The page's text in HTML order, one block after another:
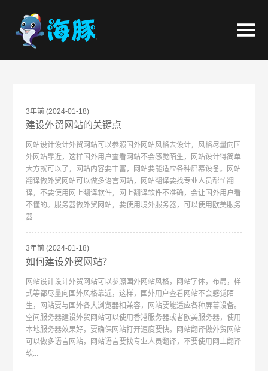
3年前(2024-01-18)
建设外贸网站的关键点
网站设计设计外贸网站可以参照国外网站风格去设计，风格尽量向国
外网站靠近，这样国外用户查看网站不会感觉陌生，网站设计得简单
大方就可以了，网站内容要丰富，网站要能适应各种屏幕设备。网站
翻译做外贸网站可以做多语言网站，网站翻译要找专业人员帮忙翻
译，不要使用网上翻译软件，网上翻译软件不准确，会让国外用户看
不懂的。服务器做外贸网站，要使用境外服务器，可以使用欧美服务
器...
3年前(2024-01-18)
如何建设外贸网站？
网站设计设计外贸网站可以参照国外网站风格，网站字体，布局，样
式等都尽量向国外风格靠近，这样，国外用户查看网站不会感觉陌
生，网站要与国外各大浏览器相兼容，网站要能适应各种屏幕设备。
空间服务器建设外贸网站可以使用香港服务器或者欧美服务器，使用
本地服务器效果好，要确保网站打开速度要快。网站翻译做外贸网站
可以做多语言网站，网站语言要找专业人员翻译，不要使用网上翻译
软...